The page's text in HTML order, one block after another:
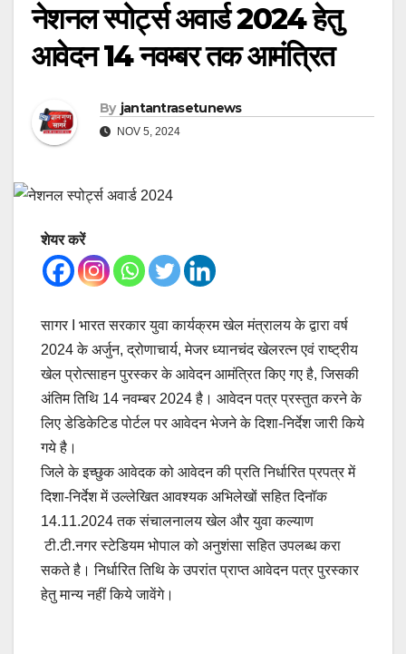
नेशनल स्पोर्ट्स अवार्ड 2024 हेतु
आवेदन 14 नवम्बर तक आमंत्रित
By jantantrasetunews
NOV 5, 2024
शेयर करें
सागर I भारत सरकार युवा कार्यक्रम खेल मंत्रालय के द्वारा वर्ष
2024 के अर्जुन, द्रोणाचार्य, मेजर ध्यानचंद खेलरत्न एवं राष्ट्रीय
खेल प्रोत्साहन पुरस्कर के आवेदन आमंत्रित किए गए है, जिसकी
अंतिम तिथि 14 नवम्बर 2024 है। आवेदन पत्र प्रस्तुत करने के
लिए डेडिकेटिड पोर्टल पर आवेदन भेजने के दिशा-निर्देश जारी किये
गये है।
जिले के इच्छुक आवेदक को आवेदन की प्रति निर्धारित प्रपत्र में
दिशा-निर्देश में उल्लेखित आवश्यक अभिलेखों सहित दिनॉक
14.11.2024 तक संचालनालय खेल और युवा कल्याण
टी.टी.नगर स्टेडियम भोपाल को अनुशंसा सहित उपलब्ध करा
सकते है। निर्धारित तिथि के उपरांत प्राप्त आवेदन पत्र पुरस्कार
हेतु मान्य नहीं किये जावेंगे।